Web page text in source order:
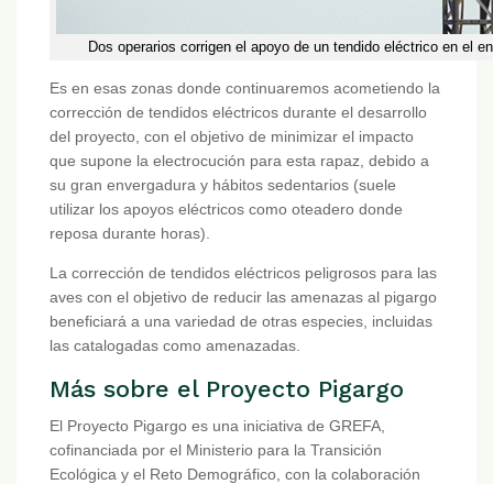
Dos operarios corrigen el apoyo de un tendido eléctrico en el
Es en esas zonas donde continuaremos acometiendo la
corrección de tendidos eléctricos durante el desarrollo
del proyecto, con el objetivo de minimizar el impacto
que supone la electrocución para esta rapaz, debido a
su gran envergadura y hábitos sedentarios (suele
utilizar los apoyos eléctricos como oteadero donde
reposa durante horas).
La corrección de tendidos eléctricos peligrosos para las
aves con el objetivo de reducir las amenazas al pigargo
beneficiará a una variedad de otras especies, incluidas
las catalogadas como amenazadas.
Más sobre el Proyecto Pigargo
El Proyecto Pigargo es una iniciativa de GREFA,
cofinanciada por el Ministerio para la Transición
Ecológica y el Reto Demográfico, con la colaboración